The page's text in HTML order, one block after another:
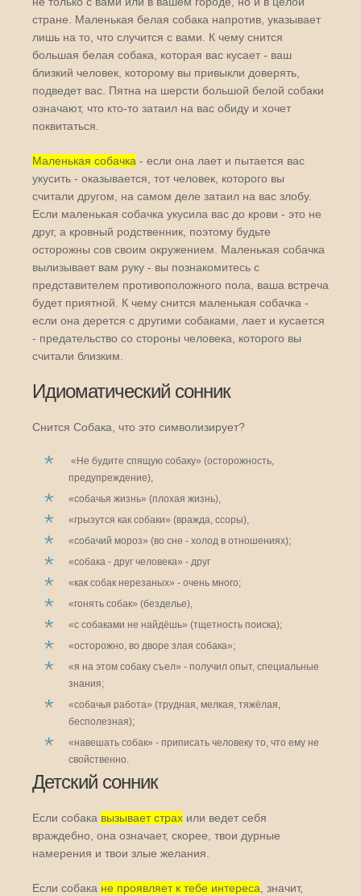
стране. Маленькая белая собака напротив, указывает
лишь на то, что случится с вами. К чему снится
большая белая собака, которая вас кусает - ваш
близкий человек, которому вы привыкли доверять,
подведет вас. Пятна на шерсти большой белой собаки
означают, что кто-то затаил на вас обиду и хочет
поквитаться.
Маленькая собачка - если она лает и пытается вас
укусить - оказывается, тот человек, которого вы
считали другом, на самом деле затаил на вас злобу.
Если маленькая собачка укусила вас до крови - это не
друг, а кровный родственник, поэтому будьте
осторожны сов своим окружением. Маленькая собачка
вылизывает вам руку - вы познакомитесь с
представителем противоположного пола, ваша встреча
будет приятной. К чему снится маленькая собачка -
если она дерется с другими собаками, лает и кусается
- предательство со стороны человека, которого вы
считали близким.
Идиоматический сонник
Снится Собака, что это символизирует?
«Не будите спящую собаку» (осторожность,
предупреждение),
«собачья жизнь» (плохая жизнь),
«грызутся как собаки» (вражда, ссоры),
«собачий мороз» (во сне - холод в отношениях);
«собака - друг человека» - друг
«как собак нерезаных» - очень много;
«гонять собак» (безделье),
«с собаками не найдёшь» (тщетность поиска);
«осторожно, во дворе злая собака»;
«я на этом собаку съел» - получил опыт, специальные
знания;
«собачья работа» (трудная, мелкая, тяжёлая,
бесполезная);
«навешать собак» - приписать человеку то, что ему не
свойственно.
Детский сонник
Если собака вызывает страх или ведет себя
враждебно, она означает, скорее, твои дурные
намерения и твои злые желания.
Если собака не проявляет к тебе интереса , значит,